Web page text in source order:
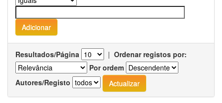
Resultados/Página | Ordenar registos por:
Por ordem
Autores/Registo